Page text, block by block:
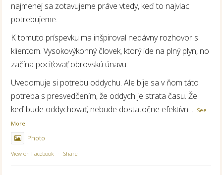
najmenej sa zotavujeme práve vtedy, keď to najviac
potrebujeme.
K tomuto príspevku ma inšpiroval nedávny rozhovor s
klientom. Vysokovýkonný človek, ktorý ide na plný plyn, no
začína pociťovať obrovskú únavu.
Uvedomuje si potrebu oddychu. Ale bije sa v ňom táto
potreba s presvedčením, že oddych je strata času. Že
keď bude oddychovať, nebude dostatočne efektívn ... See
More
Photo
View on Facebook · Share